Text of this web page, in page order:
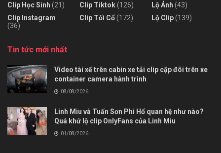
Clip Học Sinh (21)
Clip Instagram
(36)
Clip Tiktok(126)
Clip Tối Cổ(172)
Lộ Ảnh (43)
Lộ Clip(139)
Tin tức mới nhất
Video tài xế trên cabin xe tải clip cặp đôi trên xe
container camera hành trình
08/08/2026
Linh Miu và Tuấn Sơn Phi Hổ quan hệ như nào?
Quá khứ lộ clip OnlyFans của Linh Miu
01/08/2026